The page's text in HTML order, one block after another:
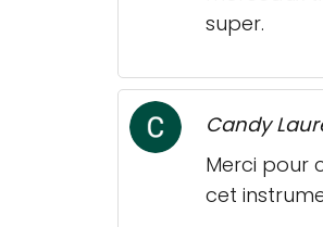
super.
Candy
Merci pour
cet